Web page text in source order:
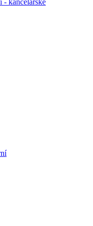
- kancelářské